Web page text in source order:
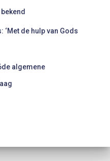
‘Met de hulp van Gods
algemene